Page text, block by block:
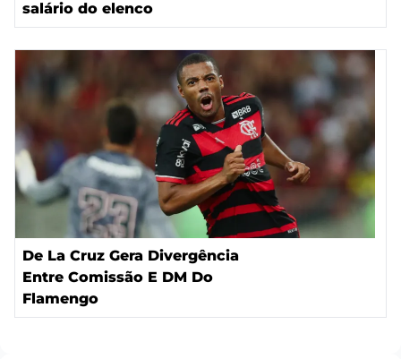
salário do elenco
De La Cruz Gera Divergência
Entre Comissão E DM Do
Flamengo